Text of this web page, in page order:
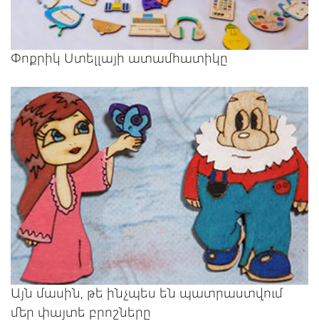
Փոքրիկ Ստելլայի ատամհատիկը
Այն մասին, թե ինչպես են պատրաստվում
մեր փայտե բրոշները